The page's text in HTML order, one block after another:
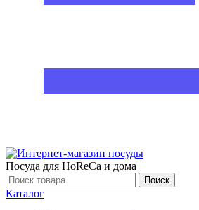
Посуда для HoReCa и дома
Поиск
Каталог